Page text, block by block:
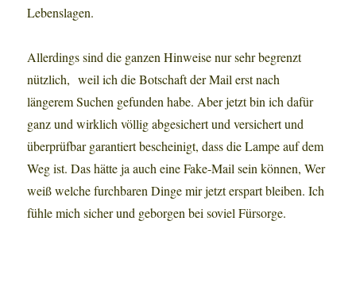
Lebenslagen.
Allerdings sind die ganzen Hinweise nur sehr begrenzt
nützlich, weil ich die Botschaft der Mail erst nach
längerem Suchen gefunden habe. Aber jetzt bin ich dafür
ganz und wirklich völlig abgesichert und versichert und
überprüfbar garantiert bescheinigt, dass die Lampe auf dem
Weg ist. Das hätte ja auch eine Fake-Mail sein können, Wer
weiß welche furchbaren Dinge mir jetzt erspart bleiben. Ich
fühle mich sicher und geborgen bei soviel Fürsorge.